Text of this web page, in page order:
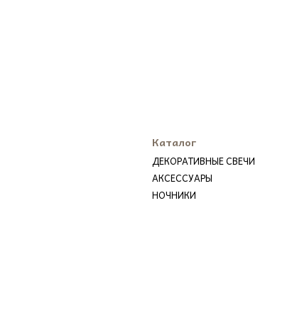
🎁 Упаковка:
Каталог
ДЕКОРАТИВНЫЕ СВЕЧИ
АКСЕССУАРЫ
НОЧНИКИ